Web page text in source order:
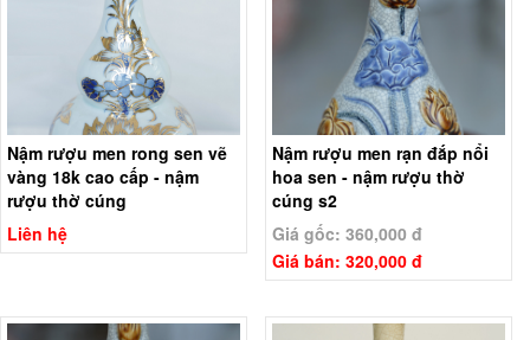
Nậm rượu men rong sen vẽ
vàng 18k cao cấp - nậm
rượu thờ cúng
Liên hệ
Nậm rượu men rạn đắp nổi
hoa sen - nậm rượu thờ
cúng s2
Giá gốc: 360,000 đ
Giá bán: 320,000 đ